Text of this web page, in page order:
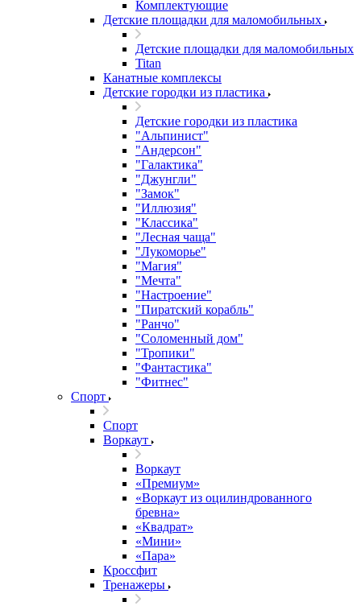
Комплектующие
Детские площадки для маломобильных
Детские площадки для маломобильных
Titan
Канатные комплексы
Детские городки из пластика
Детские городки из пластика
"Альпинист"
"Андерсон"
"Галактика"
"Джунгли"
"Замок"
"Иллюзия"
"Классика"
"Лесная чаща"
"Лукоморье"
"Магия"
"Мечта"
"Настроение"
"Пиратский корабль"
"Ранчо"
"Соломенный дом"
"Тропики"
"Фантастика"
"Фитнес"
Спорт
Спорт
Воркаут
Воркаут
«Премиум»
«Воркаут из оцилиндрованного
бревна»
«Квадрат»
«Мини»
«Пара»
Кроссфит
Тренажеры